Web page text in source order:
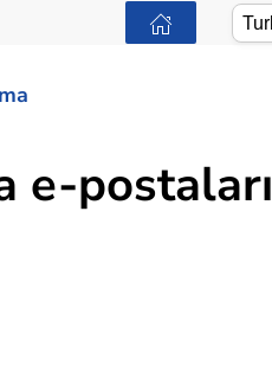
e-postaları